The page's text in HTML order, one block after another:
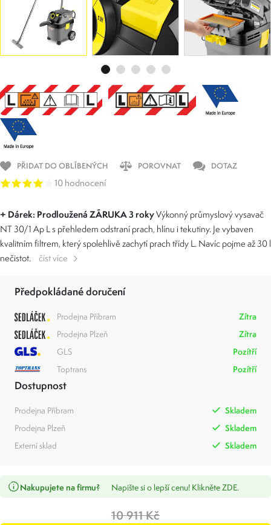
PŘIDAT DO OBLÍBENÝCH POROVNAT DOTAZ
10 hodnocení
+ Dárek: Prodloužená ZÁRUKA 3 rokyVýkonný průmyslový vysavač
NT 30/1 Ap L s přehledem odstraní prach, hlínu i tekutiny. Je vybaven
kvalitním filtrem, který spolehlivě zachytí prach třídy L. Navíc pojme až 30 l
nečistot.
číst více
Předpokládané doručení
Prodejna Příbram
Zítra
Prodejna Plzeň
Zítra
GLS
Pozítří
Toptrans
Pozítří
Dostupnost
Prodejna Příbram
Skladem
Prodejna Plzeň
Skladem
Externí sklad
Skladem
Nakupujete na firmu? Napište si o lepší cenu! Klikněte ZDE.
10 911 Kč